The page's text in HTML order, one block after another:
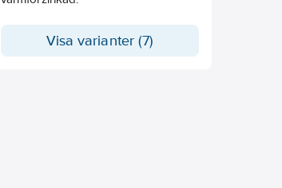
Visa varianter (7)